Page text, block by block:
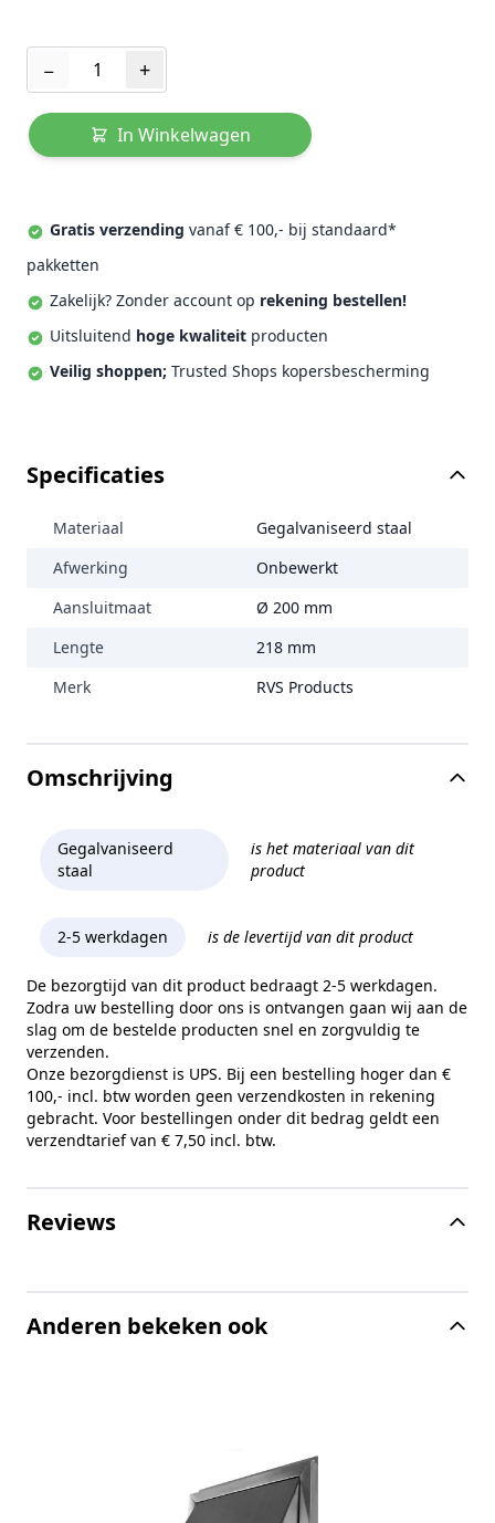
− +
In Winkelwagen
Gratis verzending vanaf € 100,- bij standaard*
pakketten
Zakelijk? Zonder account op rekening bestellen!
Uitsluitend hoge kwaliteit producten
Veilig shoppen; Trusted Shops kopersbescherming
Specificaties
Materiaal
Gegalvaniseerd staal
Afwerking
Onbewerkt
Aansluitmaat
Ø 200 mm
Lengte
218 mm
Merk
RVS Products
Omschrijving
Gegalvaniseerd
staal
is het materiaal van dit
product
2-5 werkdagen is de levertijd van dit product
De bezorgtijd van dit product bedraagt 2-5 werkdagen.
Zodra uw bestelling door ons is ontvangen gaan wij aan de
slag om de bestelde producten snel en zorgvuldig te
verzenden.
Onze bezorgdienst is UPS. Bij een bestelling hoger dan €
100,- incl. btw worden geen verzendkosten in rekening
gebracht. Voor bestellingen onder dit bedrag geldt een
verzendtarief van € 7,50 incl. btw.
Reviews
Anderen bekeken ook